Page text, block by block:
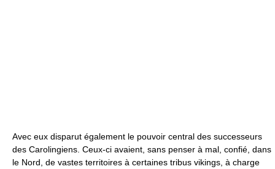
Avec eux disparut également le pouvoir central des successeurs
des Carolingiens. Ceux-ci avaient, sans penser à mal, confié, dans
le Nord, de vastes territoires à certaines tribus vikings, à charge